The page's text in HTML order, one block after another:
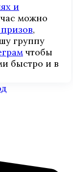
и
можно
,
группу
чтобы
быстро и в